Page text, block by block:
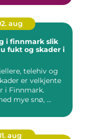
aug
finnmark slik
fukt og skader i
telehiv og
er velkjente
i Finnmark.
mye snø, ...
aug